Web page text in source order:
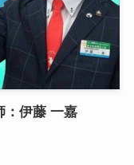
伊藤 一嘉